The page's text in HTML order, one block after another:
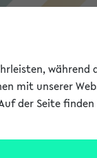
während
mit unserer
der Seite finden